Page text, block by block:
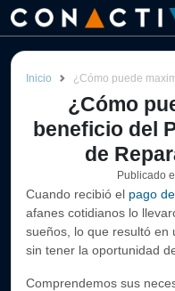
Inicio ¿Cómo puede maximizar el
¿Cómo
beneficio del
de
Publicado el
Cuando recibió el pago
afanes cotidianos lo
sueños, lo que resultó en
sin tener la oportunidad
Comprendemos sus